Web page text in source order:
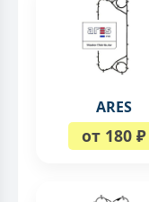
ARES
от 180 ₽